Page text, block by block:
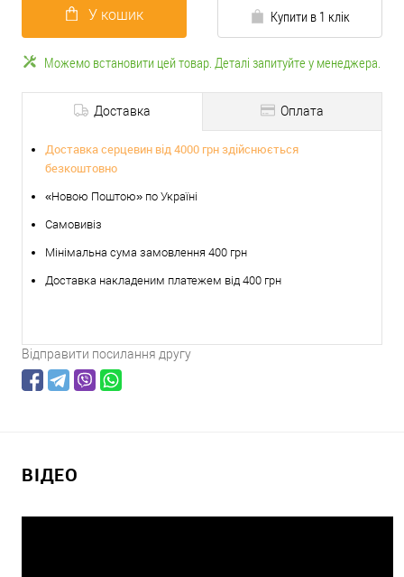
У кошик Купити в 1 клік
Можемо встановити цей товар. Деталі запитуйте у менеджера.
Доставка Оплата
Доставка серцевин від 4000 грн здійснюється
безкоштовно
«Новою Поштою» по Україні
Самовивіз
Мінімальна сума замовлення 400 грн
Доставка накладеним платежем від 400 грн
Відправити посилання другу
ВІДЕО